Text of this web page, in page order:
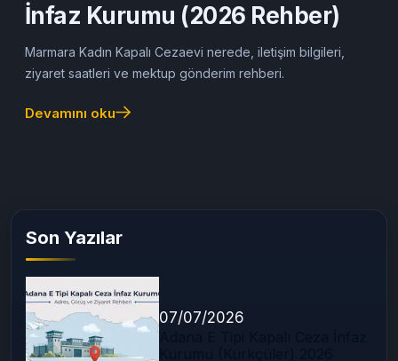
İnfaz Kurumu (2026 Rehber)
Marmara Kadın Kapalı Cezaevi nerede, iletişim bilgileri,
ziyaret saatleri ve mektup gönderim rehberi.
Devamını oku
Son Yazılar
07/07/2026